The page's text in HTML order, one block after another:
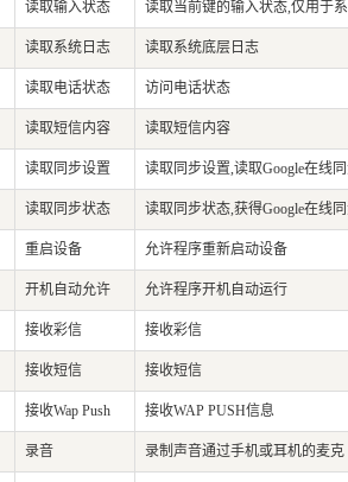
读取输入状态 读取当前键的输入状态,仅用于
读取系统日志 读取系统底层日志
读取电话状态 访问电话状态
读取短信内容 读取短信内容
读取同步设置 读取同步设置,读取Google在线
读取同步状态 读取同步状态,获得Google在线
重启设备 允许程序重新启动设备
开机自动允许 允许程序开机自动运行
接收彩信 接收彩信
接收短信 接收短信
接收Wap Push 接收WAP PUSH信息
录音 录制声音通过手机或耳机的麦克